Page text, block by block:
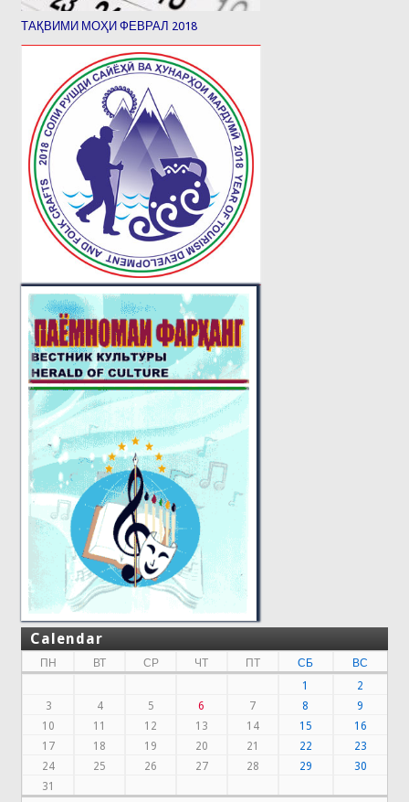
ТАҚВИМИ МОҲИ ФЕВРАЛ 2018
Calendar
ПН ВТ СР ЧТ ПТ СБ
ВС
1
2
3
4 5 6 7 8
9
10
11 12 13 14 15
16
17
18 19 20 21 22
23
24
25 26 27 28 29
30
31